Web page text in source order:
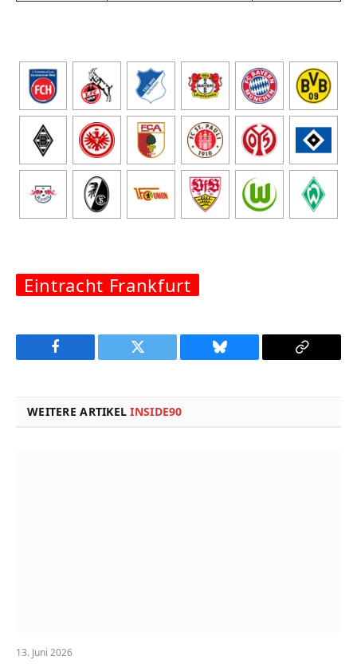
Eintracht Frankfurt
Facebook Twitter Bluesky
Copy
WEITERE ARTIKELINSIDE90
13. Juni 2026